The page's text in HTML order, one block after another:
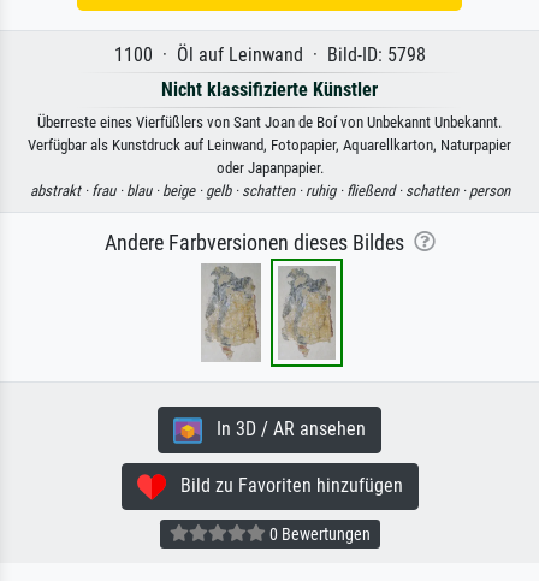
1100 · Öl auf Leinwand · Bild-ID: 5798
Nicht klassifizierte Künstler
Überreste eines Vierfüßlers von Sant Joan de Boí von Unbekannt Unbekannt.
Verfügbar als Kunstdruck auf Leinwand, Fotopapier, Aquarellkarton, Naturpapier
oder Japanpapier.
abstrakt · frau · blau · beige · gelb · schatten · ruhig · fließend · schatten · person
Andere Farbversionen dieses Bildes
In 3D / AR ansehen
Bild zu Favoriten hinzufügen
0 Bewertungen